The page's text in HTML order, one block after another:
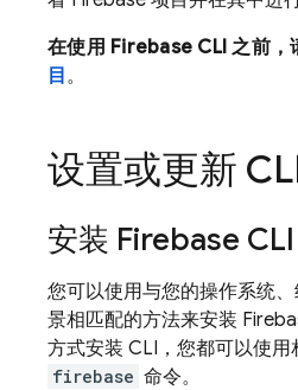
在使用 Firebase CLI 之前，
目 。
设置或更新
安装 Firebase CLI
您可以使用与您的操作系统
景相匹配的方法来安装
方式安装 CLI，您都可以使用
firebase 命令。